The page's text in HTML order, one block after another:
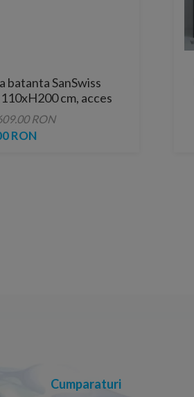
batanta SanSwiss
cm, acces
RON
RON
Cumparaturi